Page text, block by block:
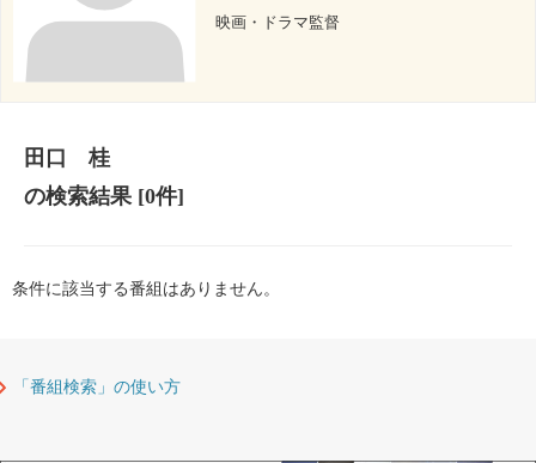
映画・ドラマ監督
田口 桂
の検索結果[0件]
条件に該当する番組はありません。
「番組検索」の使い方